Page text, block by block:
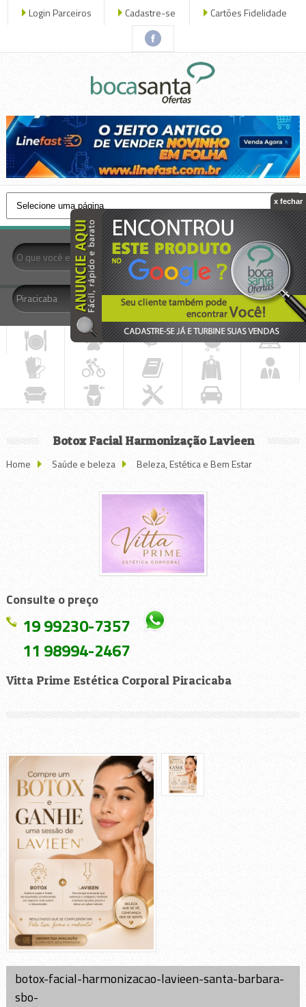
Login Parceiros Cadastre-se Cartões Fidelidade
- Todas as Categorias -
Piracicaba
Botox Facial Harmonização Lavieen
Home
Saúde e beleza Beleza, Estética e Bem Estar
Consulte o preço
19 99230-7357
11 98994-2467
Vitta Prime Estética Corporal Piracicaba
botox-facial-harmonizacao-lavieen-santa-barbara-
sbo-
x fechar